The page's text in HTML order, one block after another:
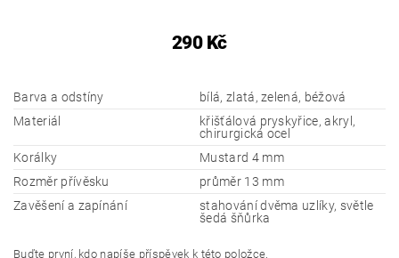
290 Kč
Barva a odstíny
bílá, zlatá, zelená, béžová
Materiál
křišťálová pryskyřice, akryl,
chirurgická ocel
Korálky
Mustard 4 mm
Rozměr přívěsku
průměr 13 mm
Zavěšení a zapínání
stahování dvěma uzlíky, světle
šedá šňůrka
Buďte první, kdo napíše příspěvek k této položce.